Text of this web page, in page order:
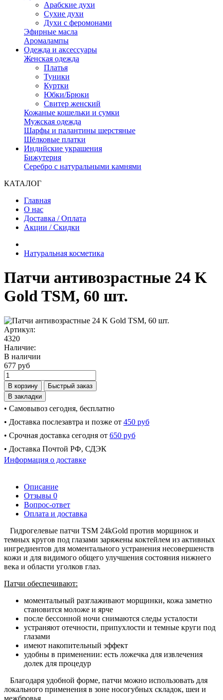
Арабские духи
Сухие духи
Духи с феромонами
Эфирные масла
Аромалампы
Одежда и аксессуары
Женская одежда
Платья
Туники
Куртки
Юбки/Брюки
Свитер женский
Кожаные кошельки и сумки
Мужская одежда
Шарфы и палантины шерстяные
Шёлковые платки
Индийские украшения
Бижутерия
Серебро с натуральными камнями
КАТАЛОГ
Главная
О нас
Доставка / Оплата
Акции / Скидки
Натуральная косметика
Патчи антивозрастные 24 K
Gold TSM, 60 шт.
Артикул:
4320
Наличие:
В наличии
677 руб
В корзину
Быстрый заказ
В закладки
• Самовывоз сегодня, бесплатно
• Доставка послезавтра и позже от 450 руб
• Срочная доставка сегодня от 650 руб
• Доставка Почтой РФ, СДЭК
Информация о доставке
Описание
Отзывы 0
Вопрос-ответ
Оплата и доставка
Гидрогелевые патчи TSM 24kGold против морщинок и
темных кругов под глазами заряжены коктейлем из активных
ингредиентов для моментального устранения несовершенств
кожи и для видимого общего улучшения состояния нижнего
века и области уголков глаз.
Патчи обеспечивают:
моментальный разглаживают морщинки, кожа заметно
становится моложе и ярче
после бессонной ночи снимаются следы усталости
устраняют отечности, припухлости и темные круги под
глазами
имеют накопительный эффект
удобны в применении: есть ложечка для извлечения
долек для процедур
Благодаря удобной форме, патчи можно использовать для
локального применения в зоне носогубных складок, шеи и
межбровья.